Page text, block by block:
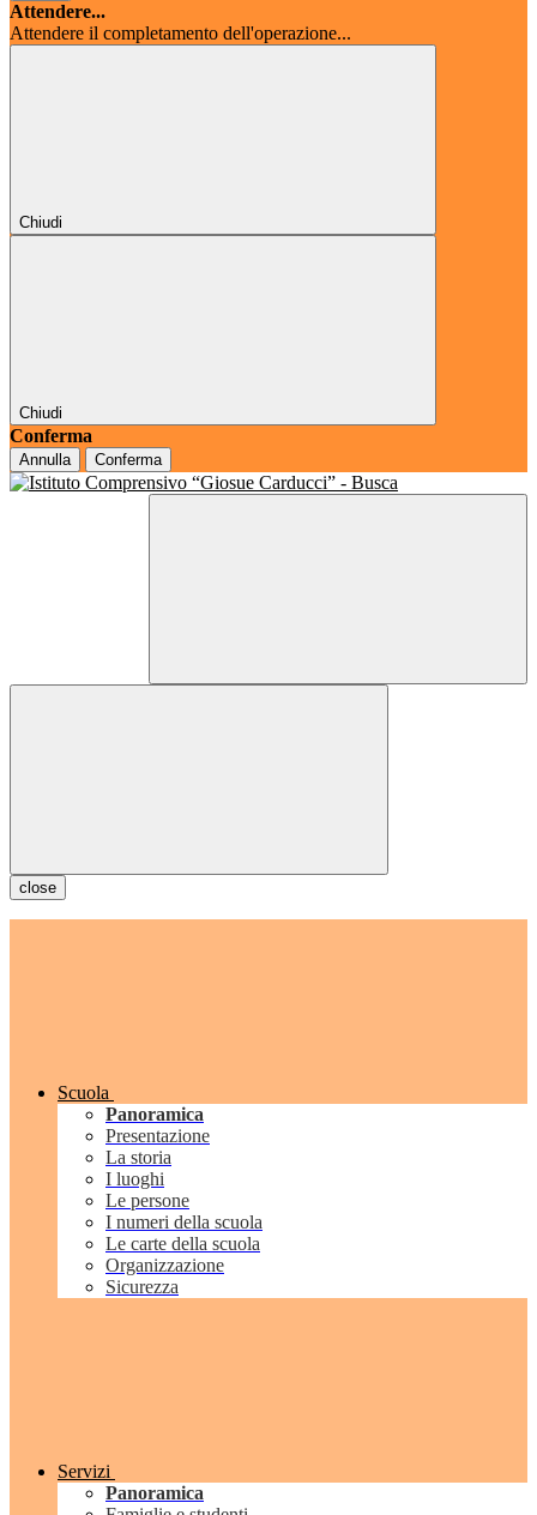
Attendere...
Attendere il completamento dell'operazione...
Chiudi
Chiudi
Conferma
Annulla Conferma
close
Scuola
Panoramica
Presentazione
La storia
I luoghi
Le persone
I numeri della scuola
Le carte della scuola
Organizzazione
Sicurezza
Servizi
Panoramica